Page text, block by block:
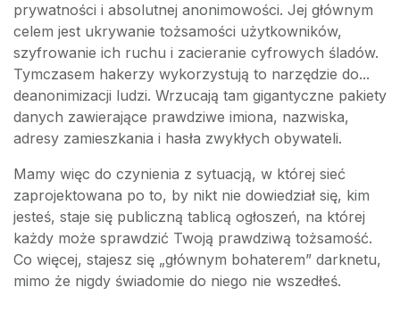
prywatności i absolutnej anonimowości. Jej głównym
celem jest ukrywanie tożsamości użytkowników,
szyfrowanie ich ruchu i zacieranie cyfrowych śladów.
Tymczasem hakerzy wykorzystują to narzędzie do...
deanonimizacji ludzi. Wrzucają tam gigantyczne pakiety
danych zawierające prawdziwe imiona, nazwiska,
adresy zamieszkania i hasła zwykłych obywateli.
Mamy więc do czynienia z sytuacją, w której sieć
zaprojektowana po to, by nikt nie dowiedział się, kim
jesteś, staje się publiczną tablicą ogłoszeń, na której
każdy może sprawdzić Twoją prawdziwą tożsamość.
Co więcej, stajesz się „głównym bohaterem” darknetu,
mimo że nigdy świadomie do niego nie wszedłeś.